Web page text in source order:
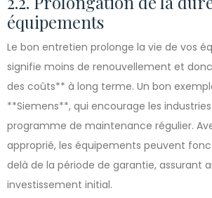
équipements
Le bon entretien prolonge la vie de vos
signifie moins de renouvellement et
des coûts** à long terme. Un bon
**Siemens**, qui encourage les
programme de maintenance régulier.
approprié, les équipements peuvent
delà de la période de garantie, assurant
investissement initial.